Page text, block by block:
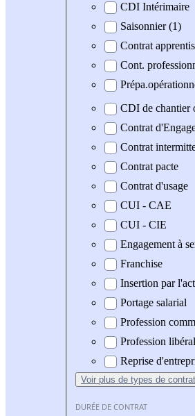
CDI Intérimaire
Saisonnier (1)
Contrat
Cont.
CDI de chantier
Contrat
Contrat
Contrat pacte
Contrat d'usage
CUI - CAE
CUI - CIE
Engagement à
Franchise
Insertion par
Portage salarial
Profession
Profession
Reprise
Voir plus de types de contrat
DURÉE DE CONTRAT